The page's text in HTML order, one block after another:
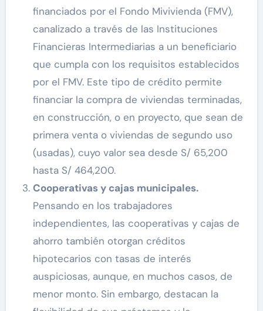
financiados por el Fondo Mivivienda (FMV),
canalizado a través de las Instituciones
Financieras Intermediarias a un beneficiario
que cumpla con los requisitos establecidos
por el FMV. Este tipo de crédito permite
financiar la compra de viviendas terminadas,
en construcción, o en proyecto, que sean de
primera venta o viviendas de segundo uso
(usadas), cuyo valor sea desde S/ 65,200
hasta S/ 464,200.
Cooperativas y cajas municipales.
Pensando en los trabajadores
independientes, las cooperativas y cajas de
ahorro también otorgan créditos
hipotecarios con tasas de interés
auspiciosas, aunque, en muchos casos, de
menor monto. Sin embargo, destacan la